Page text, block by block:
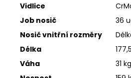
Vidlice
Job nosič
36
Nosič vnitřní rozměry
Délka
Váha
31 kg